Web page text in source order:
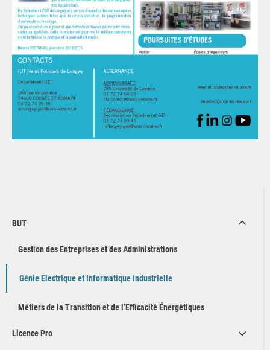
BUT
Gestion des Entreprises et des Administrations
Génie Electrique et Informatique Industrielle
Métiers de la Transition et de l’Efficacité Énergétiques
Licence Pro